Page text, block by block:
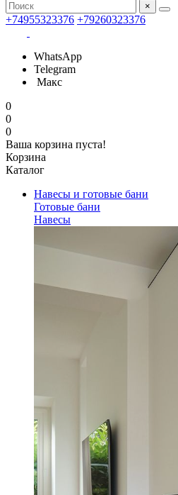
×
+74955323376 +79260323376
WhatsApp
Telegram
Макс
0
0
0
Ваша корзина пуста!
Корзина
Каталог
Навесы и готовые бани
Готовые бани
Навесы